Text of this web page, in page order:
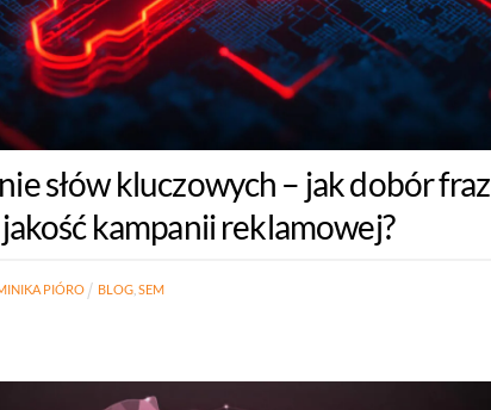
słów kluczowych – jak dobór fraz
kampanii reklamowej?
PIÓRO BLOG, SEM